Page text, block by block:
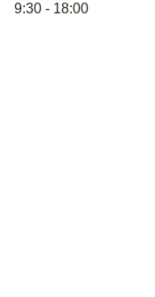
9:30 - 18:00